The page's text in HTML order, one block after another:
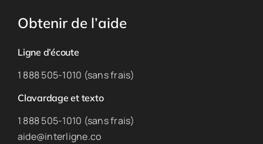
Obtenir de l’aide
Ligne d’écoute
1 888 505-1010 (sans frais)
Clavardage et texto
1 888 505-1010 (sans frais)
aide@interligne.co